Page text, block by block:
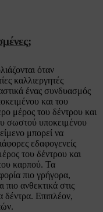
όταν
καλλιεργητές
ένας συνδυασμός
και του
μέρος του δέντρου και
σωστού υποκειμένου
μπορεί να
εδαφογενείς
του δέντρου και
καρπού. Τα
πιο γρήγορα,
πιο ανθεκτικά στις
δέντρα. Επιπλέον,